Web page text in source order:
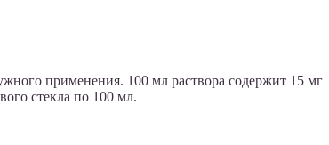
применения. 100 мл раствора содержит 15 мг
стекла по 100 мл.